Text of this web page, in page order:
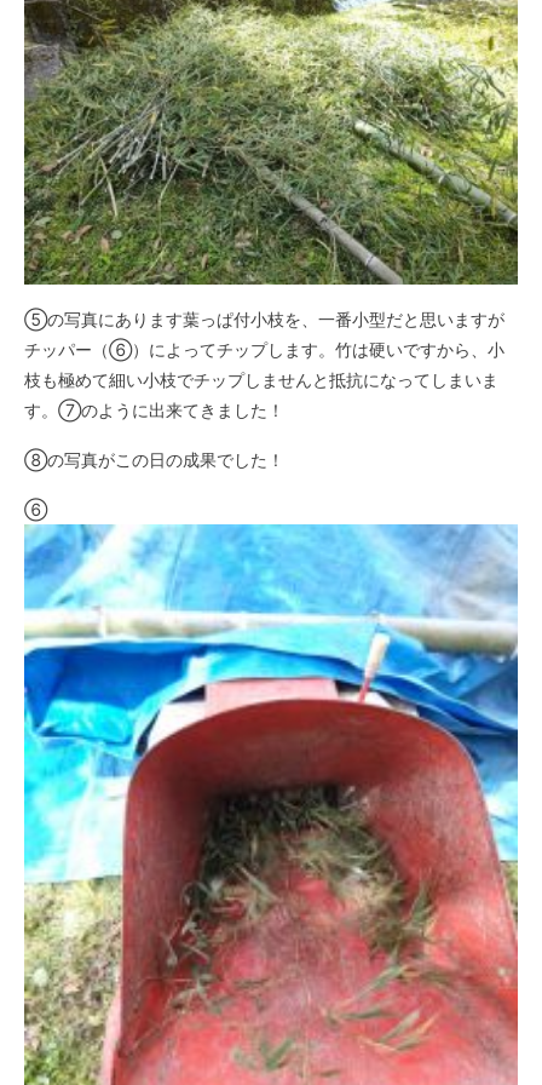
⑤の写真にあります葉っぱ付小枝を、一番小型だと思いますが
チッパー（⑥）によってチップします。竹は硬いですから、小
枝も極めて細い小枝でチップしませんと抵抗になってしまいま
す。⑦のように出来てきました！
⑧の写真がこの日の成果でした！
⑥